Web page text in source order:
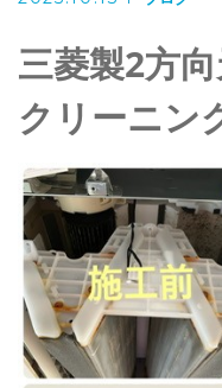
浴室クリーニング
風呂釜洗浄・追い炊き
クリーニング
トイレクリーニング
クリニック施設専門
除菌清掃
三菱製2方
クリーニン